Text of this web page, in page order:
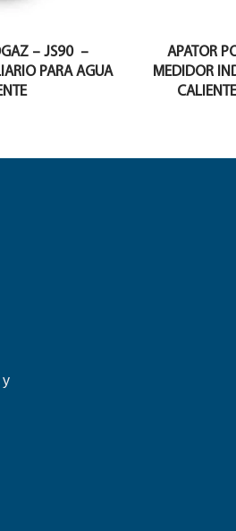
– JS90 –
PARA AGUA
APATOR
MEDIDOR
y